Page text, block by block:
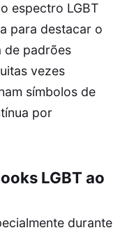
espectro LGBT
para destacar o
de padrões
vezes
símbolos de
por
LGBT ao
durante